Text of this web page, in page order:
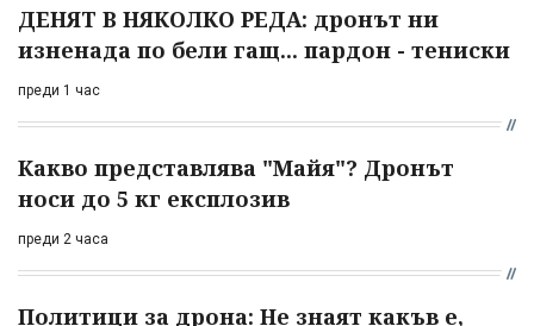
ДЕНЯТ В НЯКОЛКО РЕДА: дронът ни
изненада по бели гащ... пардон - тениски
преди 1 час
Какво представлява "Майя"? Дронът
носи до 5 кг експлозив
преди 2 часа
Политици за дрона: Не знаят какъв е,